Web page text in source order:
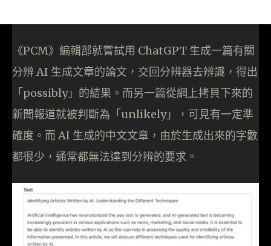
《PCM》編輯部就嘗試用 ChatGPT 生成一篇有關
分辨 AI 生成文章的論文，交回分辨器去辨識，得出
「possibly」的結果。而另一篇從網上拷貝下來的
新聞報道就被判斷為「unlikely」，可見有一定準
確度。而 AI 生成的中文文章，由於生成出來的字數
都很少，通常都無法達到分辨的要求。